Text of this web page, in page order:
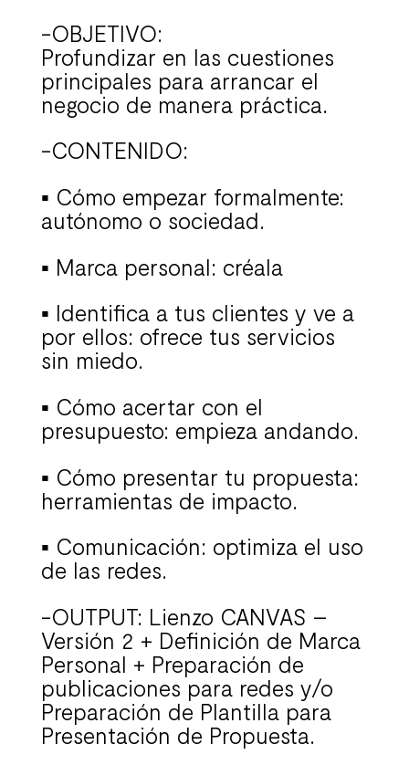
-OBJETIVO:
Profundizar en las cuestiones
principales para arrancar el
negocio de manera práctica.
-CONTENIDO:
▪ Cómo empezar formalmente:
autónomo o sociedad.
▪ Marca personal: créala
▪ Identifica a tus clientes y ve a
por ellos: ofrece tus servicios
sin miedo.
▪ Cómo acertar con el
presupuesto: empieza andando.
▪ Cómo presentar tu propuesta:
herramientas de impacto.
▪ Comunicación: optimiza el uso
de las redes.
-OUTPUT: Lienzo CANVAS –
Versión 2 + Definición de Marca
Personal + Preparación de
publicaciones para redes y/o
Preparación de Plantilla para
Presentación de Propuesta.